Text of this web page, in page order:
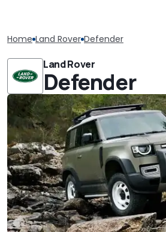
Home Land Rover Defender
Land Rover
Defender